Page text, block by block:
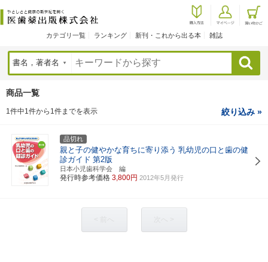
カテゴリ一覧 ランキング 新刊・これから出る本 雑誌
検索
商品一覧
1件中1件から1件までを表示 絞り込み »
品切れ
親と子の健やかな育ちに寄り添う 乳幼児の口と歯の健
診ガイド 第2版
日本小児歯科学会 編
発行時参考価格 3,800円 2012年5月発行